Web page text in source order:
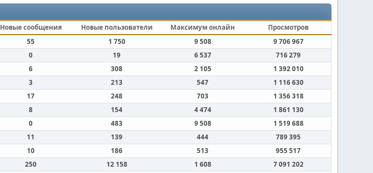
Новые сообщения Новые пользователи Максимум онлайн
Просмотров
55 1 750 9 508
9 706 967
0 19 6 537
716 279
6 308 2 105
1 392 010
3 213 547
1 116 630
17 248 703
1 356 318
8 154 4 474
1 861 130
0 483 9 508
1 519 688
11 139 444
789 395
10 186 513
955 517
250 12 158 1 608
7 091 202